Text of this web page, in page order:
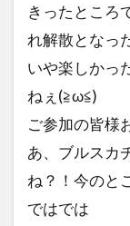
きったところ
れ解散となっ
いや楽しかっ
ねぇ(≧ω≦)
ご参加の皆様
あ、ブルスカ
ね？！今のと
ではでは